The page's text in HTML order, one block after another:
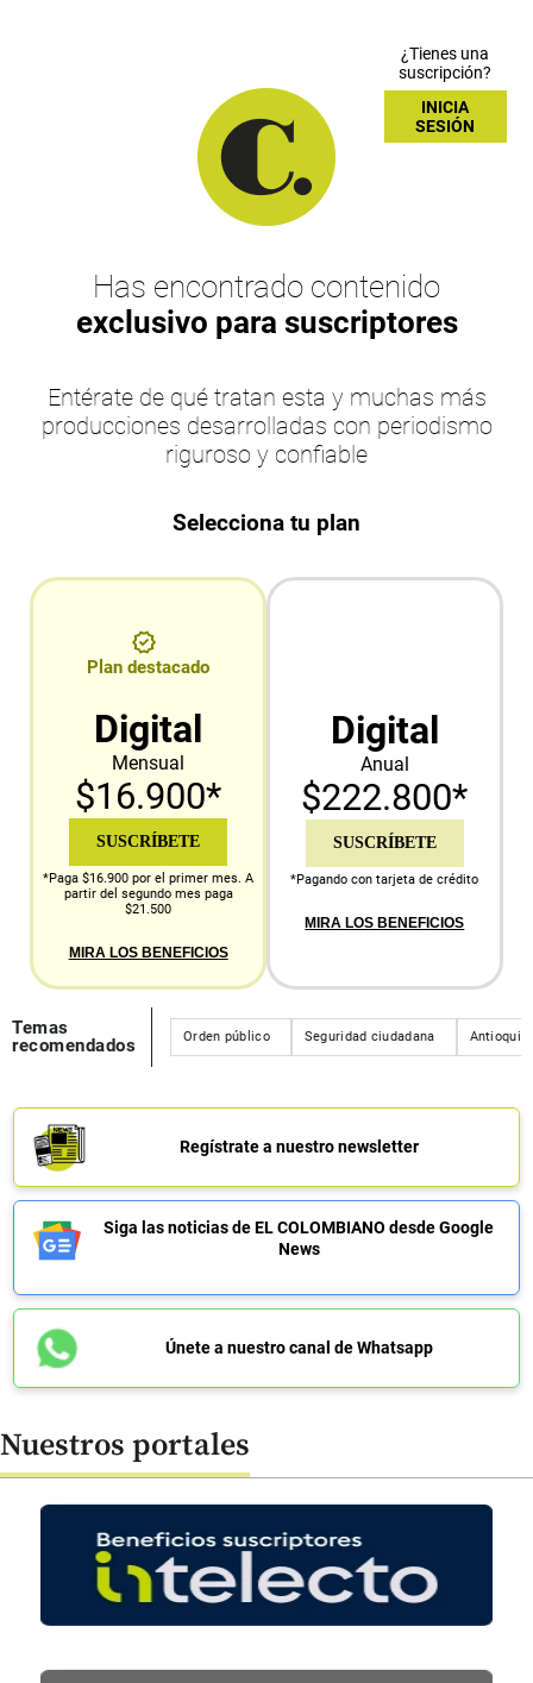
¿Tienes una
suscripción?
INICIA
SESIÓN
Has encontrado contenido
exclusivo para suscriptores
Entérate de qué tratan esta y muchas más
producciones desarrolladas con periodismo
riguroso y confiable
Selecciona tu plan
Plan destacado
Digital
Mensual
$16.900*
SUSCRÍBETE
*Paga $16.900 por el primer mes. A
partir del segundo mes paga
$21.500
MIRA LOS BENEFICIOS
Digital
Anual
$222.800*
SUSCRÍBETE
*Pagando con tarjeta de crédito
MIRA LOS BENEFICIOS
Temas
recomendados
Orden público Seguridad ciudadana Antioquia
Regístrate a nuestro newsletter
Siga las noticias de EL COLOMBIANO desde Google
News
Únete a nuestro canal de Whatsapp
Nuestros portales